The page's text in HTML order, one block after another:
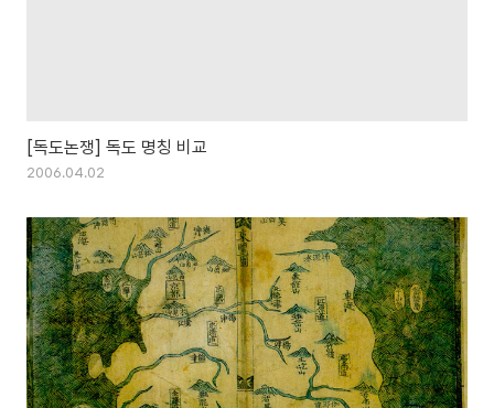
[독도논쟁] 독도 명칭 비교
2006.04.02